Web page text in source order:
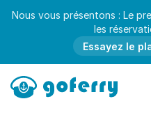
Nous vous présentons : Le
les
Essayez le